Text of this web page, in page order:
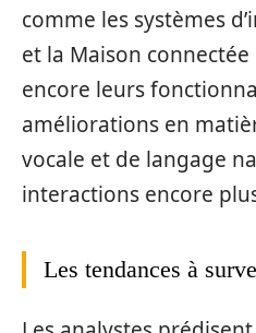
comme les systèmes
et la Maison
encore leurs
améliorations en
vocale et de langage
interactions encore
Les tendances à